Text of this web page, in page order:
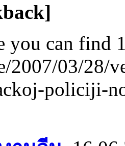
can find
2007/03/28/
policiji-